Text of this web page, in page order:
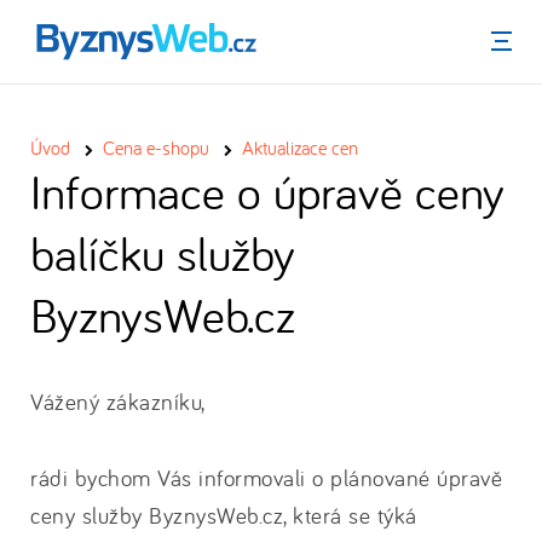
Menu
Informace o úpravě ceny
balíčku služby
ByznysWeb.cz
Úvod Cena e-shopu Aktualizace cen
Vážený zákazníku,
rádi bychom Vás informovali o plánované úpravě
ceny služby ByznysWeb.cz, která se týká